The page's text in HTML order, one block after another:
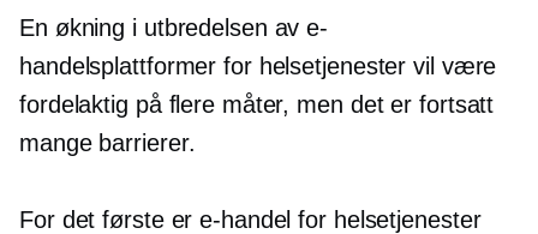
En økning i utbredelsen av e-
handelsplattformer for helsetjenester vil være
fordelaktig på flere måter, men det er fortsatt
mange barrierer.
For det første er e-handel for helsetjenester